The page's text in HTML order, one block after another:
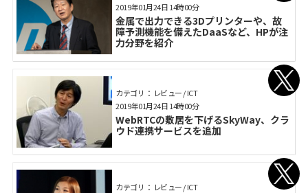
金属で出力できる3Dプリンターや、故
障予測機能を備えたDaaSなど、HPが注
力分野を紹介
2019年01月24日 14時00分
カテゴリ： レビュー / ICT
WebRTCの敷居を下げるSkyWay、クラ
ウド連携サービスを追加
2019年01月24日 14時00分
カテゴリ： レビュー / ICT